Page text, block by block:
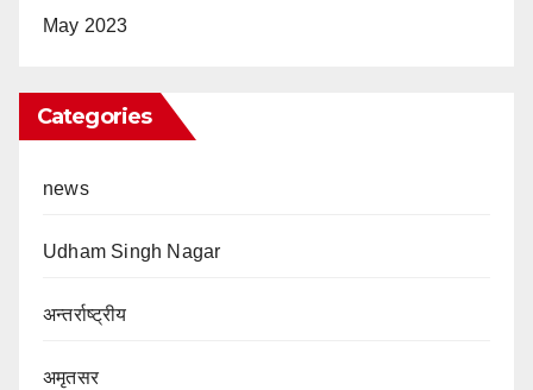
May 2023
Categories
news
Udham Singh Nagar
अन्तर्राष्ट्रीय
अमृतसर